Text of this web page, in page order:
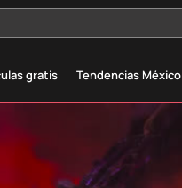
gratis Tendencias México